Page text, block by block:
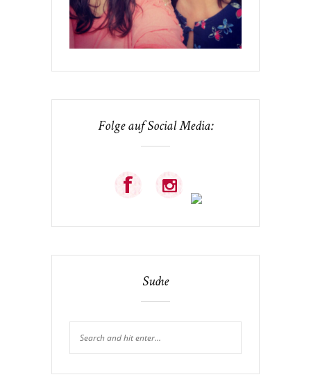
Folge auf Social Media:
Suche